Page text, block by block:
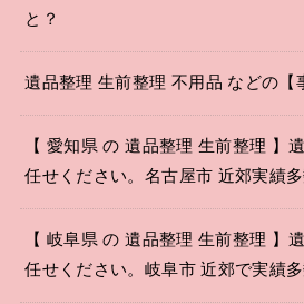
と？
遺品整理 生前整理 不用品 などの【
【 愛知県 の 遺品整理 生前整理 】
任せください。名古屋市 近郊実績
【 岐阜県 の 遺品整理 生前整理 】
任せください。岐阜市 近郊で実績